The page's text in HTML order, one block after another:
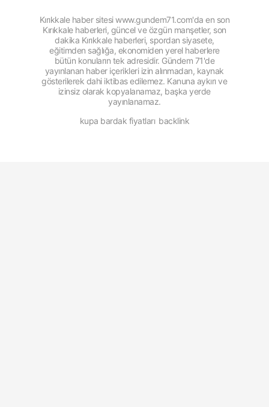
Kırıkkale haber sitesi www.gundem71.com'da en son
Kırıkkale haberleri, güncel ve özgün manşetler, son
dakika Kırıkkale haberleri, spordan siyasete,
eğitimden sağlığa, ekonomiden yerel haberlere
bütün konuların tek adresidir. Gündem 71'de
yayınlanan haber içerikleri izin alınmadan, kaynak
gösterilerek dahi iktibas edilemez. Kanuna aykırı ve
izinsiz olarak kopyalanamaz, başka yerde
yayınlanamaz.
kupa bardak fiyatları backlink